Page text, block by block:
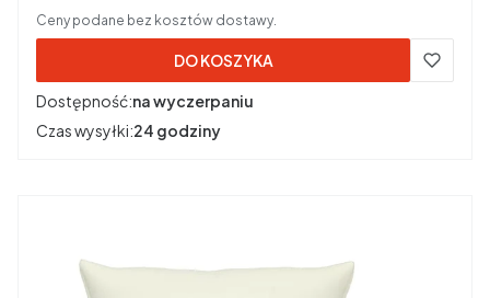
Ceny podane bez kosztów dostawy.
DO KOSZYKA
Dostępność:na wyczerpaniu
Czas wysyłki:24 godziny